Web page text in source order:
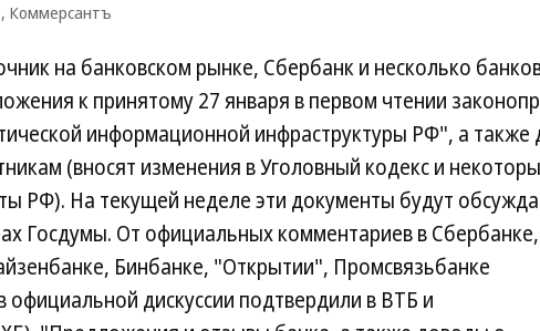
Коммерсантъ
на банковском рынке, Сбербанк и несколько
к принятому 27 января в первом чтении
информационной инфраструктуры РФ", а также
(вносят изменения в Уголовный кодекс и
РФ). На текущей неделе эти документы будут
Госдумы. От официальных комментариев в Сбербанке,
Бинбанке, "Открытии", Промсвязьбанке
официальной дискуссии подтвердили в ВТБ и